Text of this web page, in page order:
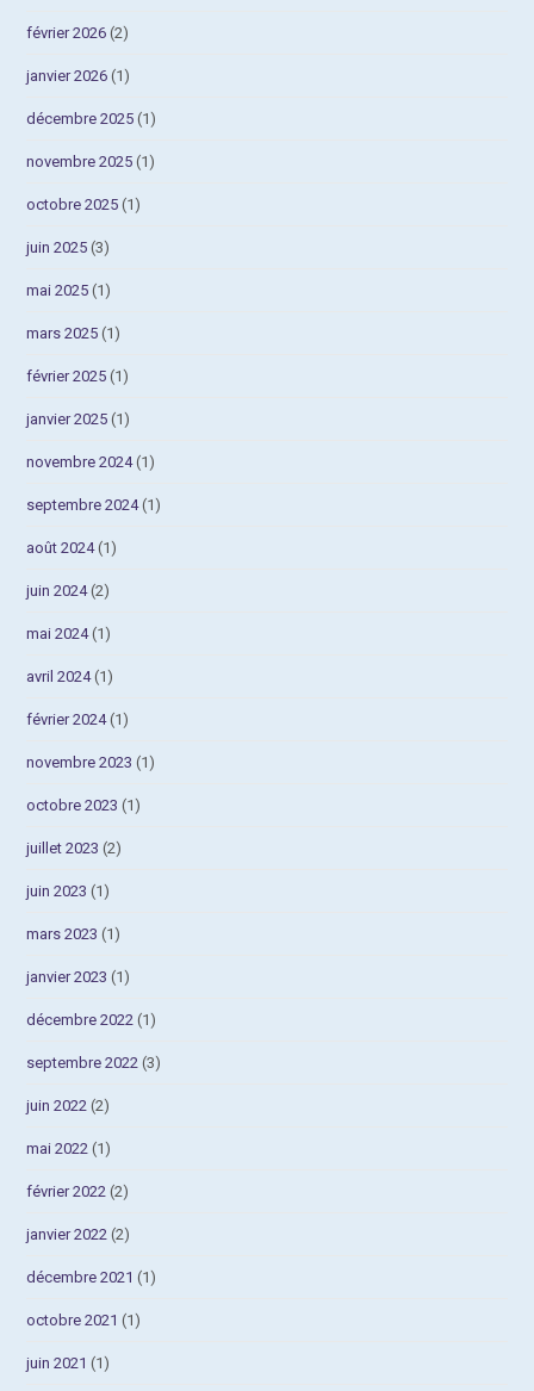
février 2026 (2)
janvier 2026 (1)
décembre 2025 (1)
novembre 2025 (1)
octobre 2025 (1)
juin 2025 (3)
mai 2025 (1)
mars 2025 (1)
février 2025 (1)
janvier 2025 (1)
novembre 2024(1)
septembre 2024(1)
août 2024(1)
juin 2024(2)
mai 2024(1)
avril 2024(1)
février 2024(1)
novembre 2023 (1)
octobre 2023 (1)
juillet 2023 (2)
juin 2023 (1)
mars 2023 (1)
janvier 2023 (1)
décembre 2022 (1)
septembre 2022 (3)
juin 2022 (2)
mai 2022 (1)
février 2022 (2)
janvier 2022 (2)
décembre 2021 (1)
octobre 2021 (1)
juin 2021 (1)